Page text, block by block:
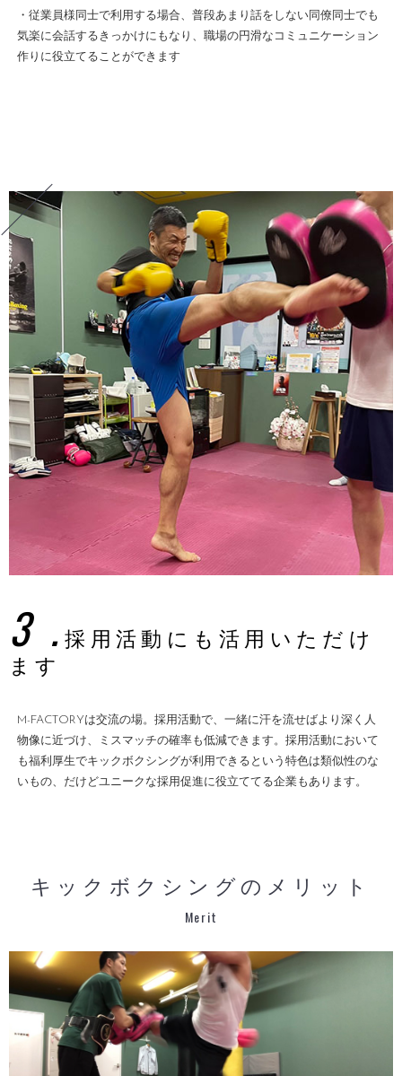
・従業員様同士で利用する場合、普段あまり話をしない同僚同士でも
気楽に会話するきっかけにもなり、職場の円滑なコミュニケーション
作りに役立てることができます
3．採用活動にも活用いただけ
ます
M-FACTORYは交流の場。採用活動で、一緒に汗を流せばより深く人
物像に近づけ、ミスマッチの確率も低減できます。採用活動において
も福利厚生でキックボクシングが利用できるという特色は類似性のな
いもの、だけどユニークな採用促進に役立ててる企業もあります。
キックボクシングのメリット
Merit